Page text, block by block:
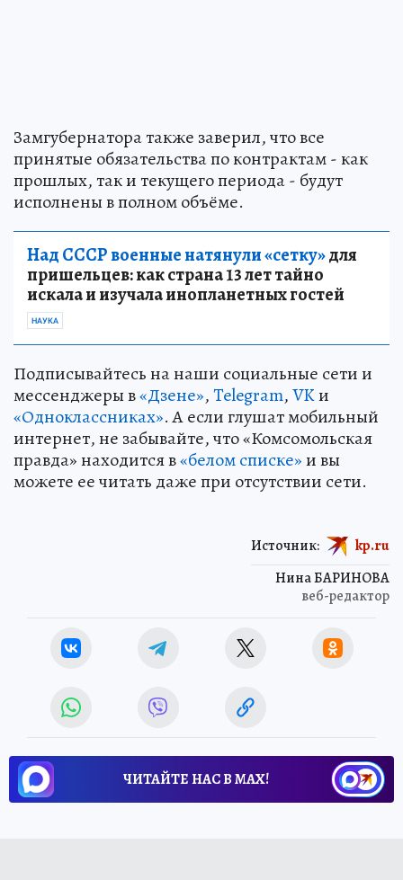
Замгубернатора также заверил, что все
принятые обязательства по контрактам - как
прошлых, так и текущего периода - будут
исполнены в полном объёме.
Над СССР военные натянули «сетку»для
пришельцев: как страна 13 лет тайно
искала и изучала инопланетных гостей
НАУКА
Подписывайтесь на наши социальные сети и
мессенджеры в«Дзене»,Telegram,VKи
«Одноклассниках». А если глушат мобильный
интернет, не забывайте, что «Комсомольская
правда» находится в«белом списке»и вы
можете ее читать даже при отсутствии сети.
Нина БАРИНОВА
веб-редактор
Источник: kp.ru
ЧИТАЙТЕ НАС В МАХ!